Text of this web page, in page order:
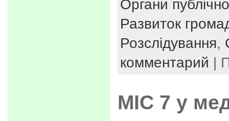
Органи
Развиток
Розслідування,
комментарий |
МІС 7 у